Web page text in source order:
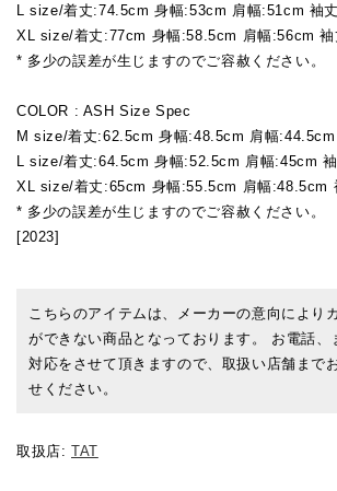
L size/着丈:74.5cm 身幅:53cm 肩幅:51cm 袖
XL size/着丈:77cm 身幅:58.5cm 肩幅:56cm 袖
* 多少の誤差が生じますのでご容赦ください。
COLOR : ASH Size Spec
M size/着丈:62.5cm 身幅:48.5cm 肩幅
L size/着丈:64.5cm 身幅:52.5cm 肩幅:45cm
XL size/着丈:65cm 身幅:55.5cm 肩幅:48.5cm
* 多少の誤差が生じますのでご容赦ください。
[2023]
こちらのアイテムは、メーカーの意向により
ができない商品となっております。 お電話、
対応をさせて頂きますので、取扱い店舗まで
せください。
取扱店:TAT